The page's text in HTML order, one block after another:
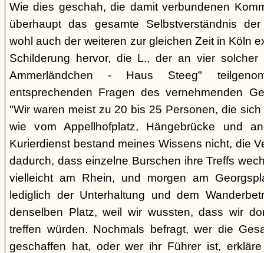
Wie dies geschah, die damit verbundenen
überhaupt das gesamte Selbstverständnis
wohl auch der weiteren zur gleichen Zeit in Köln
Schilderung hervor, die L., der an vier
Ammerländchen - Haus Steeg"
entsprechenden Fragen des vernehmenden
"Wir waren meist zu 20 bis 25 Personen, die
wie vom Appellhofplatz, Hängebrücke und
Kurierdienst bestand meines Wissens nicht, die
dadurch, dass einzelne Burschen ihre Treffs
vielleicht am Rhein, und morgen am
lediglich der Unterhaltung und dem
denselben Platz, weil wir wussten, dass wir
treffen würden. Nochmals befragt, wer die
geschaffen hat, oder wer ihr Führer ist,